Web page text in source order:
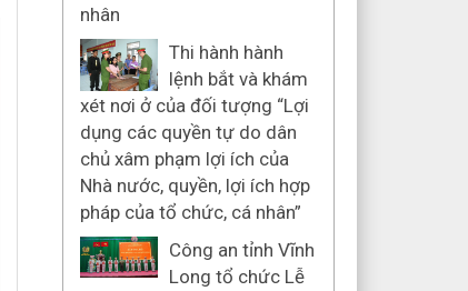
nhân
Thi hành hành
lệnh bắt và khám
xét nơi ở của đối tượng “Lợi
dụng các quyền tự do dân
chủ xâm phạm lợi ích của
Nhà nước, quyền, lợi ích hợp
pháp của tổ chức, cá nhân”
Công an tỉnh Vĩnh
Long tổ chức Lễ